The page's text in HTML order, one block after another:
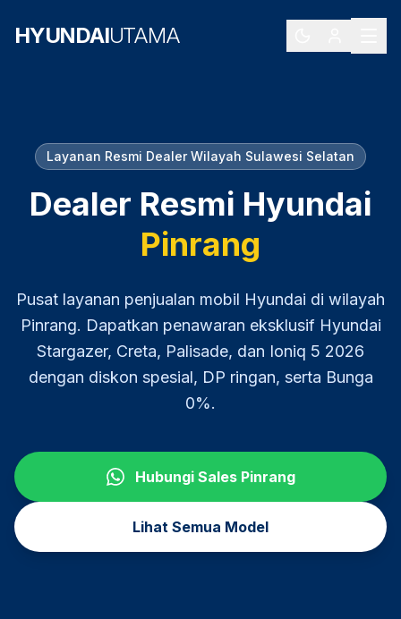
HYUNDAIUTAMA
Layanan Resmi Dealer Wilayah Sulawesi Selatan
Dealer Resmi Hyundai
Pinrang
Pusat layanan penjualan mobil Hyundai di wilayah
Pinrang. Dapatkan penawaran eksklusif Hyundai
Stargazer, Creta, Palisade, dan Ioniq 5 2026
dengan diskon spesial, DP ringan, serta Bunga
0%.
Hubungi Sales Pinrang
Lihat Semua Model